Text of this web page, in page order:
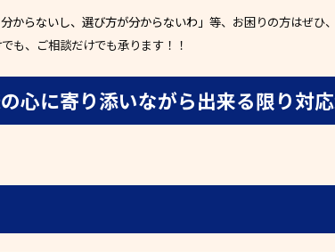
からないし、選び方が分からないわ」 等、お困りの方はぜひ
も、ご相談だけでも承ります！！
心に寄り添いながら出来る限り対